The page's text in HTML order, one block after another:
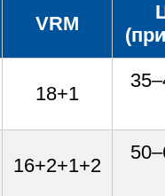
VRM
18+1
16+2+1+2